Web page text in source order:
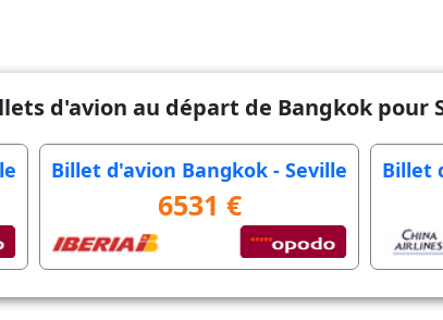
d'avion au départ de Bangkok pour
Billet d'avion Bangkok - Seville
6531 €
Billet